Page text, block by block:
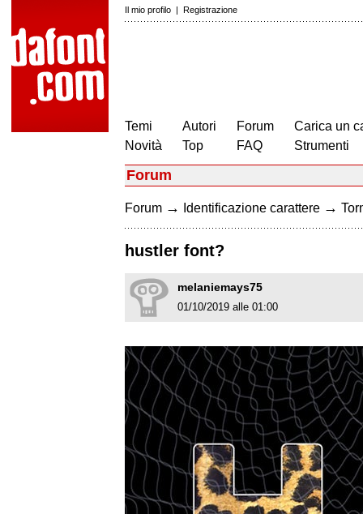
Il mio profilo | Registrazione
Temi
Novità
Autori
Top
Forum
FAQ
Carica un
Strumenti
Forum
Forum → Identificazione carattere →
hustler font?
melaniemays75
01/10/2019 alle 01:00